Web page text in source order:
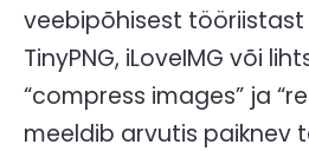
veebipõhisest tööriistast
TinyPNG, iLoveIMG või
“compress images” ja
meeldib arvutis paiknev